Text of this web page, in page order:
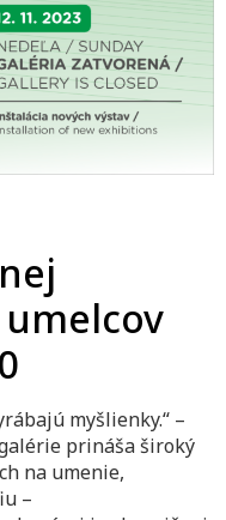
myšlienky.“ –
prináša široký
na umenie,
–